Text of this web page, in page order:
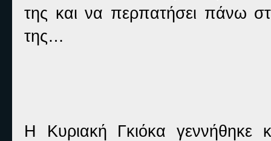
της και να περπατήσει πάνω
της…
Η Κυριακή Γκιόκα γεννήθηκε